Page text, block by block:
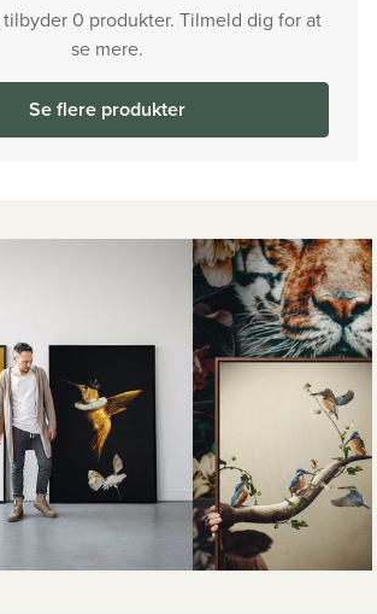
0 produkter. Tilmeld dig for at
se mere.
Se flere produkter